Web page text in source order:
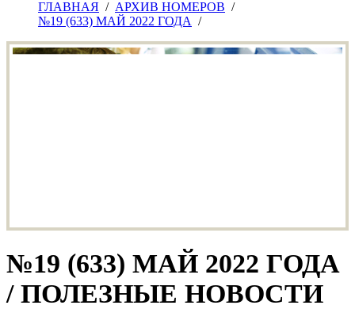
ГЛАВНАЯ / АРХИВ НОМЕРОВ /
№19 (633) МАЙ 2022 ГОДА /
№19 (633) МАЙ 2022 ГОДА
/ ПОЛЕЗНЫЕ НОВОСТИ